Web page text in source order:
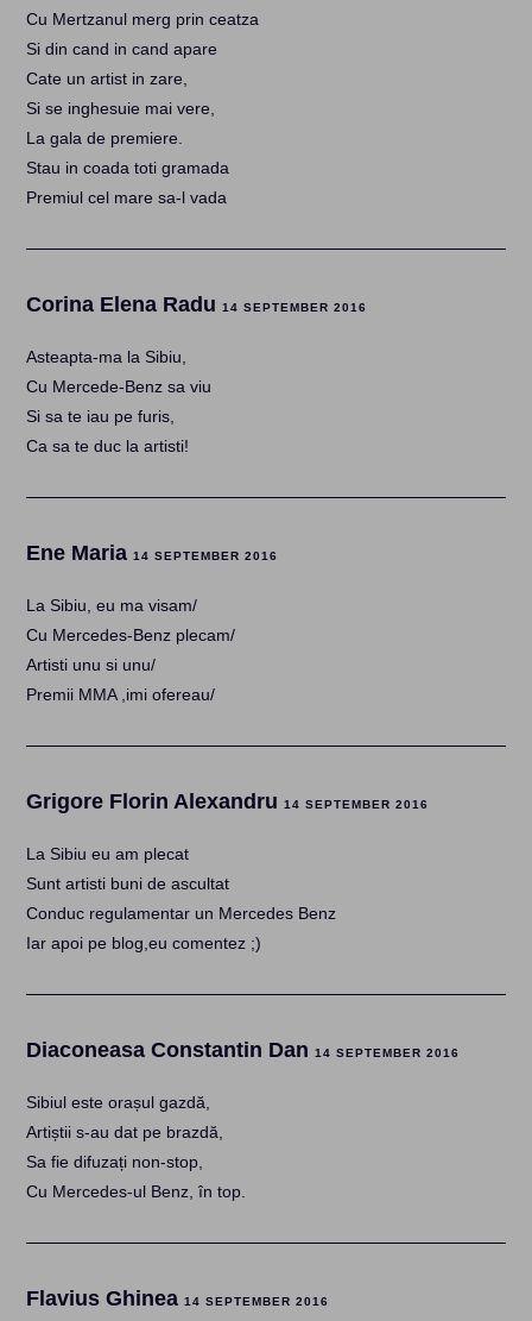
Cu Mertzanul merg prin ceatza
Si din cand in cand apare
Cate un artist in zare,
Si se inghesuie mai vere,
La gala de premiere.
Stau in coada toti gramada
Premiul cel mare sa-l vada
Corina Elena Radu14 SEPTEMBER 2016
Asteapta-ma la Sibiu,
Cu Mercede-Benz sa viu
Si sa te iau pe furis,
Ca sa te duc la artisti!
Ene Maria14 SEPTEMBER 2016
La Sibiu, eu ma visam/
Cu Mercedes-Benz plecam/
Artisti unu si unu/
Premii MMA ,imi ofereau/
Grigore Florin Alexandru14 SEPTEMBER 2016
La Sibiu eu am plecat
Sunt artisti buni de ascultat
Conduc regulamentar un Mercedes Benz
Iar apoi pe blog,eu comentez ;)
Diaconeasa Constantin Dan14 SEPTEMBER 2016
Sibiul este orașul gazdă,
Artiștii s-au dat pe brazdă,
Sa fie difuzați non-stop,
Cu Mercedes-ul Benz, în top.
Flavius Ghinea14 SEPTEMBER 2016